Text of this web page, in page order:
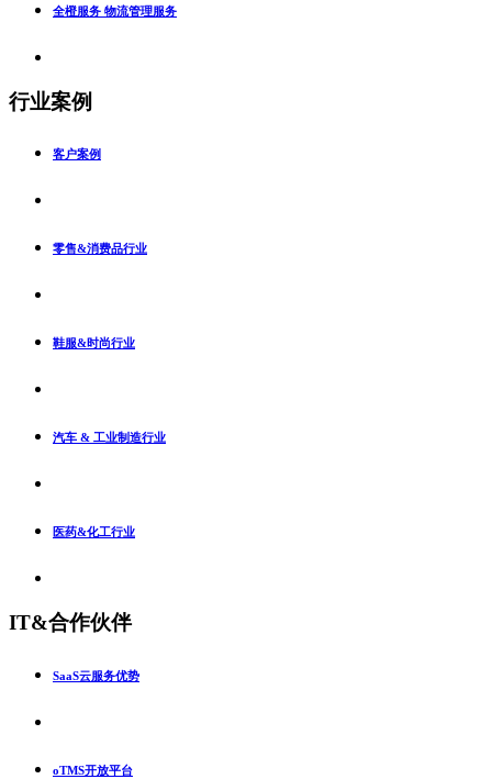
全橙服务 物流管理服务
行业案例
客户案例
零售&消费品行业
鞋服&时尚行业
汽车 & 工业制造行业
医药&化工行业
IT&合作伙伴
SaaS云服务优势
oTMS开放平台